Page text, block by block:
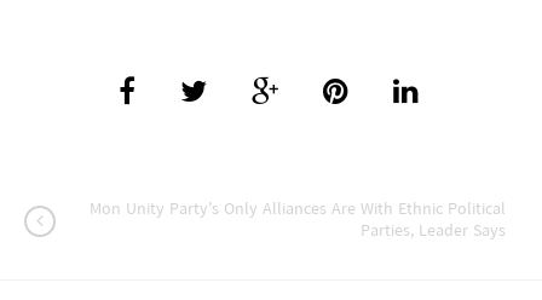
Mon Unity Party’s Only Alliances Are With Ethnic Political
Parties, Leader Says